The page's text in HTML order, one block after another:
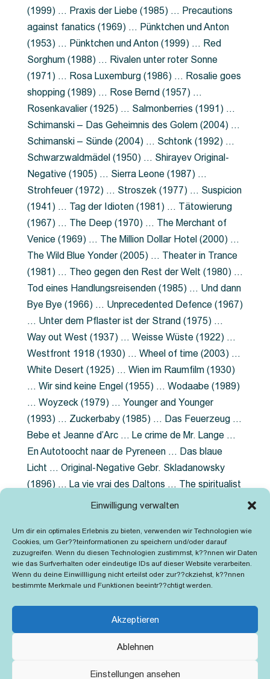
Einwilligung verwalten
Um dir ein optimales Erlebnis zu bieten, verwenden wir Technologien wie
Cookies, um Ger??teinformationen zu speichern und/oder darauf
zuzugreifen. Wenn du diesen Technologien zustimmst, k??nnen wir Daten
wie das Surfverhalten oder eindeutige IDs auf dieser Website verarbeiten.
Wenn du deine Einwillligung nicht erteilst oder zur??ckziehst, k??nnen
bestimmte Merkmale und Funktionen beeintr??chtigt werden.
Akzeptieren
Ablehnen
Einstellungen ansehen
(1999) … Praxis der Liebe (1985) … Precautions
against fanatics (1969) … Pünktchen und Anton
(1953) … Pünktchen und Anton (1999) … Red
Sorghum (1988) … Rivalen unter roter Sonne
(1971) … Rosa Luxemburg (1986) … Rosalie goes
shopping (1989) … Rose Bernd (1957) …
Rosenkavalier (1925) … Salmonberries (1991) …
Schimanski – Das Geheimnis des Golem (2004) …
Schimanski – Sünde (2004) … Schtonk (1992) …
Schwarzwaldmädel (1950) … Shirayev Original-
Negative (1905) … Sierra Leone (1987) …
Strohfeuer (1972) … Stroszek (1977) … Suspicion
(1941) … Tag der Idioten (1981) … Tätowierung
(1967) … The Deep (1970) … The Merchant of
Venice (1969) … The Million Dollar Hotel (2000) …
The Wild Blue Yonder (2005) … Theater in Trance
(1981) … Theo gegen den Rest der Welt (1980) …
Tod eines Handlungsreisenden (1985) … Und dann
Bye Bye (1966) … Unprecedented Defence (1967)
… Unter dem Pflaster ist der Strand (1975) …
Way out West (1937) … Weisse Wüste (1922) …
Westfront 1918 (1930) … Wheel of time (2003) …
White Desert (1925) … Wien im Raumfilm (1930)
… Wir sind keine Engel (1955) … Wodaabe (1989)
… Woyzeck (1979) … Younger and Younger
(1993) … Zuckerbaby (1985) … Das Feuerzeug …
Bebe et Jeanne d’Arc … Le crime de Mr. Lange …
En Autotoocht naar de Pyreneen … Das blaue
Licht … Original-Negative Gebr. Skladanowsky
(1896) … La vie vrai des Daltons … The spiritualist
photographer … Feuer im Fjord … The Song of the
Grubenlampe … Tolstoy … Grün ist die Heide …
Lady Hamilton … Mütter verzaget nicht …
Ruttmann Werbefilme